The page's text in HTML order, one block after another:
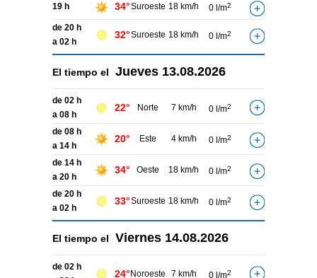
19 h 34°Suroeste 18 km/h 0 l/m2
de 20 h
a 02 h
32°Suroeste 18 km/h 0 l/m2
El tiempo el Jueves 13.08.2026
de 02 h
a 08 h
22° Norte 7 km/h 0 l/m2
de 08 h
a 14 h
20° Este 4 km/h 0 l/m2
de 14 h
a 20 h
34° Oeste 18 km/h 0 l/m2
de 20 h
a 02 h
33°Suroeste 18 km/h 0 l/m2
El tiempo el Viernes 14.08.2026
de 02 h
24° Noroeste 7 km/h 0 l/m2